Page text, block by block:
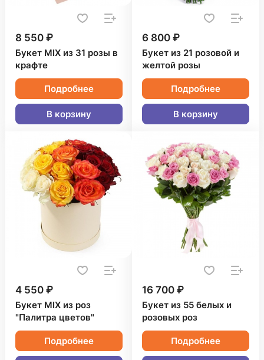
8 550 ₽
Букет MIX из 31 розы в
крафте
Подробнее
В корзину
6 800 ₽
Букет из 21 розовой и
желтой розы
Подробнее
В корзину
4 550 ₽
Букет MIX из роз
"Палитра цветов"
Подробнее
16 700 ₽
Букет из 55 белых и
розовых роз
Подробнее